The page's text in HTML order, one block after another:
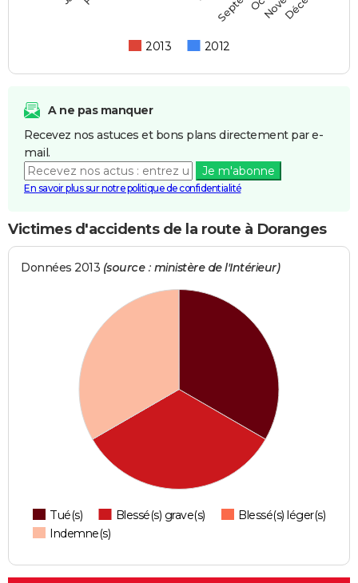
2013 2012
A ne pas manquer
Recevez nos astuces et bons plans directement par e-
mail.
Je m'abonne
En savoir plus sur notre politique de confidentialité
Victimes d'accidents de la route à Doranges
Données 2013 (source : ministère de l'Intérieur)
Tué(s) Blessé(s) grave(s)
Blessé(s) léger(s)
Indemne(s)